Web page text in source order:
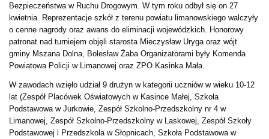
Bezpieczeństwa w Ruchu Drogowym. W tym roku odbył się on 27
kwietnia. Reprezentacje szkół z terenu powiatu limanowskiego walczyły
o cenne nagrody oraz awans do eliminacji wojewódzkich. Honorowy
patronat nad turniejem objęli starosta Mieczysław Uryga oraz wójt
gminy Mszana Dolna, Bolesław Żaba Organizatorami były Komenda
Powiatowa Policji w Limanowej oraz ZPO Kasinka Mała.
W zawodach wzięło udział 9 drużyn w kategorii uczniów w wieku 10-12
lat (Zespół Placówek Oświatowych w Kasince Małej, Szkoła
Podstawowa w Jurkowie, Zespół Szkolno-Przedszkolny nr 4 w
Limanowej, Zespół Szkolno-Przedszkolny w Laskowej, Zespół Szkoły
Podstawowej i Przedszkola w Słopnicach, Szkoła Podstawowa w